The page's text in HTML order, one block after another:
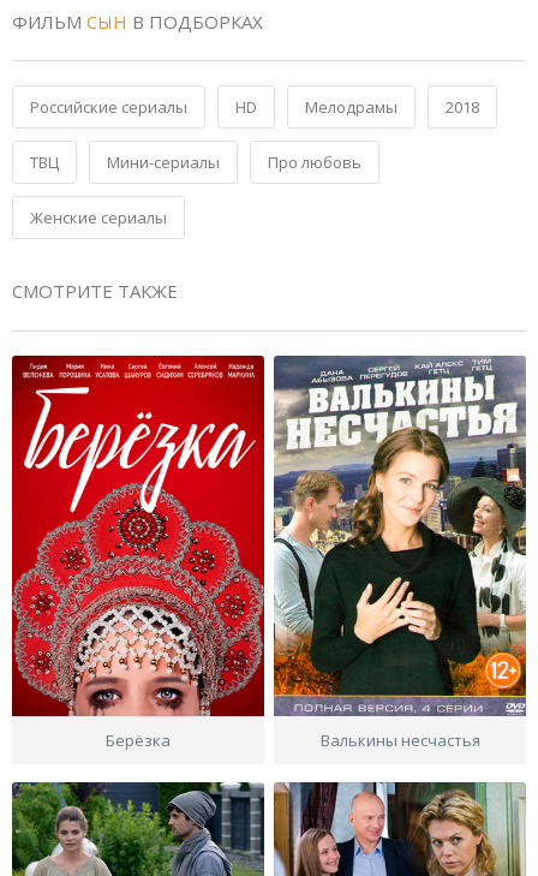
ФИЛЬМ СЫН В ПОДБОРКАХ
Российские сериалы HD Мелодрамы 2018
ТВЦ Мини-сериалы Про любовь
Женские сериалы
СМОТРИТЕ ТАКЖЕ
Берёзка Валькины несчастья